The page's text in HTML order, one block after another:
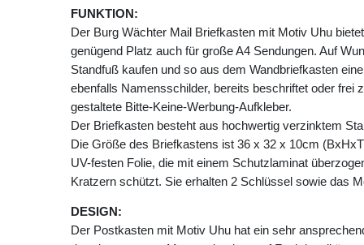
FUNKTION:
Der Burg Wächter Mail Briefkasten mit Motiv Uhu
genügend Platz auch für große A4 Sendungen. Auf
Standfuß kaufen und so aus dem Wandbriefkasten
ebenfalls Namensschilder, bereits beschriftet oder frei
gestaltete Bitte-Keine-Werbung-Aufkleber.
Der Briefkasten besteht aus hochwertig verzinktem
Die Größe des Briefkastens ist 36 x 32 x 10cm
UV-festen Folie, die mit einem Schutzlaminat
Kratzern schützt. Sie erhalten 2 Schlüssel sowie das
DESIGN:
Der Postkasten mit Motiv Uhu hat ein sehr